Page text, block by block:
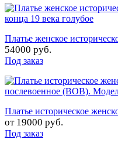
Платье женское
54000 руб.
Под заказ
Платье историческое
от 19000 руб.
Под заказ